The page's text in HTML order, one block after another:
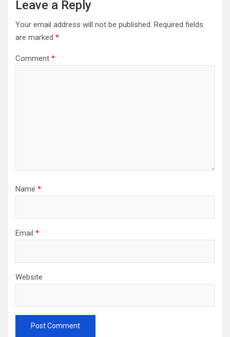
Leave a Reply
Your email address will not be published. Required fields
are marked *
Comment *
Name *
Email *
Website